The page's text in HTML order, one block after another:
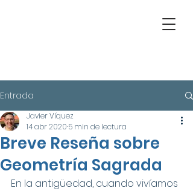
Entrada
Breve Reseña sobre
Geometría Sagrada
Javier Víquez
14 abr 2020 5 min de lectura
En la antigüedad, cuando vivíamos